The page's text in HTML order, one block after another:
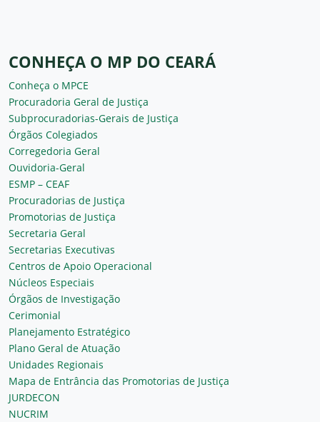
CONHEÇA O MP DO CEARÁ
Conheça o MPCE
Procuradoria Geral de Justiça
Subprocuradorias-Gerais de Justiça
Órgãos Colegiados
Corregedoria Geral
Ouvidoria-Geral
ESMP – CEAF
Procuradorias de Justiça
Promotorias de Justiça
Secretaria Geral
Secretarias Executivas
Centros de Apoio Operacional
Núcleos Especiais
Órgãos de Investigação
Cerimonial
Planejamento Estratégico
Plano Geral de Atuação
Unidades Regionais
Mapa de Entrância das Promotorias de Justiça
JURDECON
NUCRIM